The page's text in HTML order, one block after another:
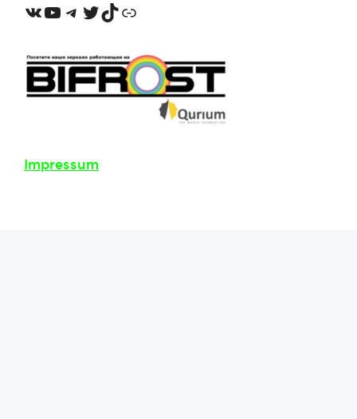
VKontakte
YouTube
Telegram
Twitter
TikTok
Odnoklassniki
Impressum